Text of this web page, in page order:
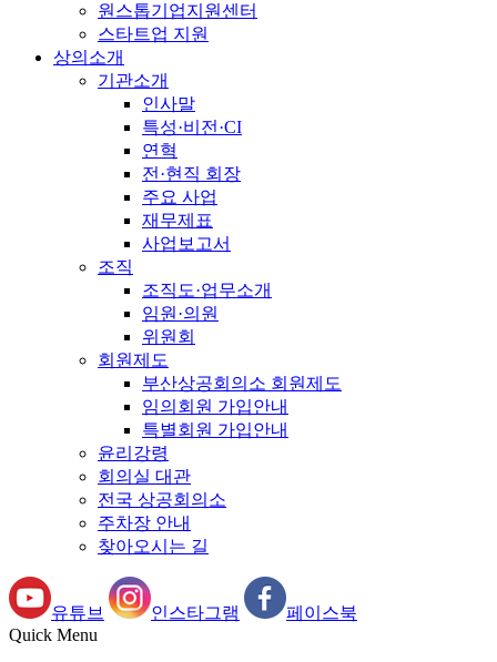
원스톱기업지원센터
스타트업 지원
상의소개
기관소개
인사말
특성·비전·CI
연혁
전·현직 회장
주요 사업
재무제표
사업보고서
조직
조직도·업무소개
임원·의원
위원회
회원제도
부산상공회의소 회원제도
임의회원 가입안내
특별회원 가입안내
윤리강령
회의실 대관
전국 상공회의소
주차장 안내
찾아오시는 길
유튜브 인스타그램
페이스북
Quick Menu